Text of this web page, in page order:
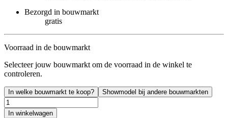
Bezorgd in bouwmarkt
gratis
Voorraad in de bouwmarkt
Selecteer jouw bouwmarkt om de voorraad in de winkel te
controleren.
In welke bouwmarkt te koop? Showmodel bij andere bouwmarkten
In winkelwagen